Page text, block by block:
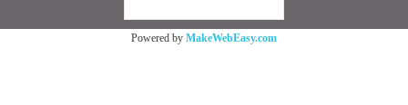
Powered by MakeWebEasy.com